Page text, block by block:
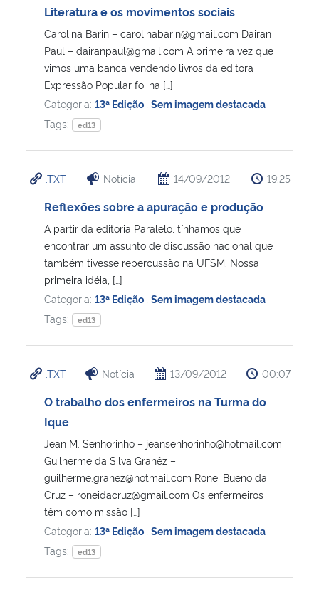
Banco Central do Brasil
Literatura e os movimentos sociais
Carolina Barin – carolinabarin@gmail.com Dairan
Paul – dairanpaul@gmail.com A primeira vez que
vimos uma banca vendendo livros da editora
Expressão Popular foi na […]
Categoria: 13ª Edição Sem imagem destacada
Tags:
ed13
.TXT Notícia 14/09/2012 19:25
Reflexões sobre a apuração e produção
A partir da editoria Paralelo, tínhamos que
encontrar um assunto de discussão nacional que
também tivesse repercussão na UFSM. Nossa
primeira idéia, […]
Categoria: 13ª Edição Sem imagem destacada
Tags:
ed13
.TXT Notícia 13/09/2012 00:07
O trabalho dos enfermeiros na Turma do
Ique
Jean M. Senhorinho – jeansenhorinho@hotmail.com
Guilherme da Silva Granêz –
guilherme.granez@hotmail.com Ronei Bueno da
Cruz – roneidacruz@gmail.com Os enfermeiros
têm como missão […]
Categoria: 13ª Edição Sem imagem destacada
Tags:
ed13